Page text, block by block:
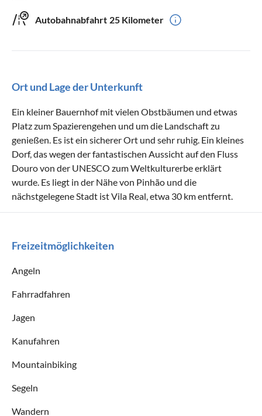
Autobahnabfahrt 25 Kilometer
Ort und Lage der Unterkunft
Ein kleiner Bauernhof mit vielen Obstbäumen und etwas
Platz zum Spazierengehen und um die Landschaft zu
genießen. Es ist ein sicherer Ort und sehr ruhig. Ein kleines
Dorf, das wegen der fantastischen Aussicht auf den Fluss
Douro von der UNESCO zum Weltkulturerbe erklärt
wurde. Es liegt in der Nähe von Pinhão und die
nächstgelegene Stadt ist Vila Real, etwa 30 km entfernt.
Freizeitmöglichkeiten
Angeln
Fahrradfahren
Jagen
Kanufahren
Mountainbiking
Segeln
Wandern